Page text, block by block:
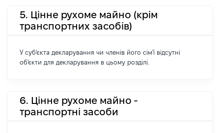
5. Цінне рухоме майно (крім
транспортних засобів)
У суб'єкта декларування чи членів його сім'ї відсутні
об'єкти для декларування в цьому розділі.
6. Цінне рухоме майно -
транспортні засоби